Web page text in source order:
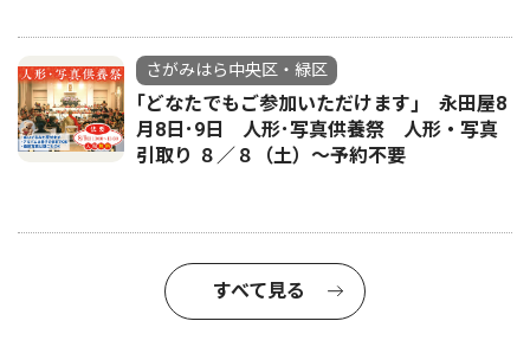
さがみはら中央区・緑区
｢どなたでもご参加いただけます｣ 永田屋8
月8日･9日 人形･写真供養祭 人形・写真
引取り ８／８（土）〜予約不要
すべて見る